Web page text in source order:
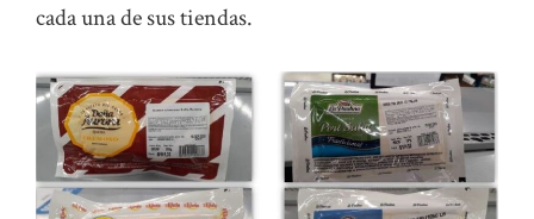
cada una de sus tiendas.